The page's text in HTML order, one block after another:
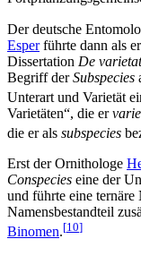
Der deutsche
Esperführte dann als
Dissertation De
Begriff derSubspecies
Unterart und Varietät
Varietäten“, die er
die er als subspecies
Erst der Ornithologe
Conspecies eine der
und führte eine
Namensbestandteil
Binomen.[10]